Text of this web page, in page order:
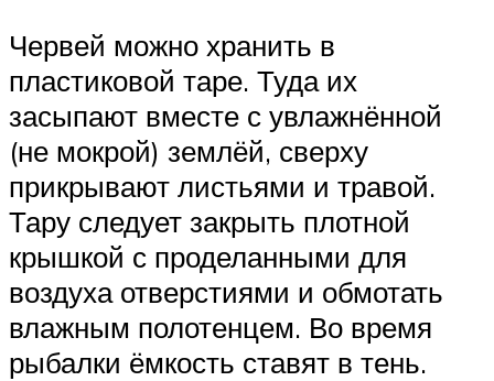
Червей можно хранить в
пластиковой таре. Туда их
засыпают вместе с увлажнённой
(не мокрой) землёй, сверху
прикрывают листьями и травой.
Тару следует закрыть плотной
крышкой с проделанными для
воздуха отверстиями и обмотать
влажным полотенцем. Во время
рыбалки ёмкость ставят в тень.